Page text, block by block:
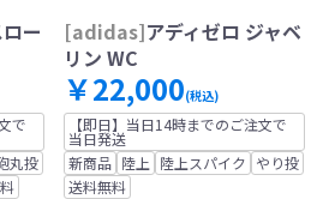
ー
で
丸投
[adidas]アディゼロ ジャベ
リン WC
￥22,000(税込)
【即日】当日14時までのご注文で
当日発送
新商品 陸上 陸上スパイク やり投
送料無料